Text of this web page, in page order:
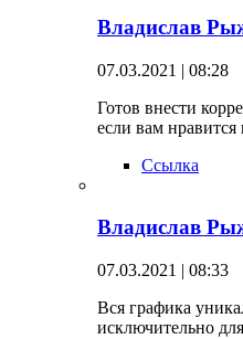
Владислав
07.03.2021 | 08:28
Готов внести
если вам нравится
Ссылка
Владислав
07.03.2021 | 08:33
Вся графика
исключительно